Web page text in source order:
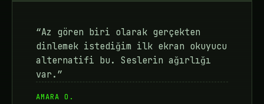
“Az gören biri olarak gerçekten
dinlemek istediğim ilk ekran okuyucu
alternatifi bu. Seslerin ağırlığı
var.”
AMARA O.